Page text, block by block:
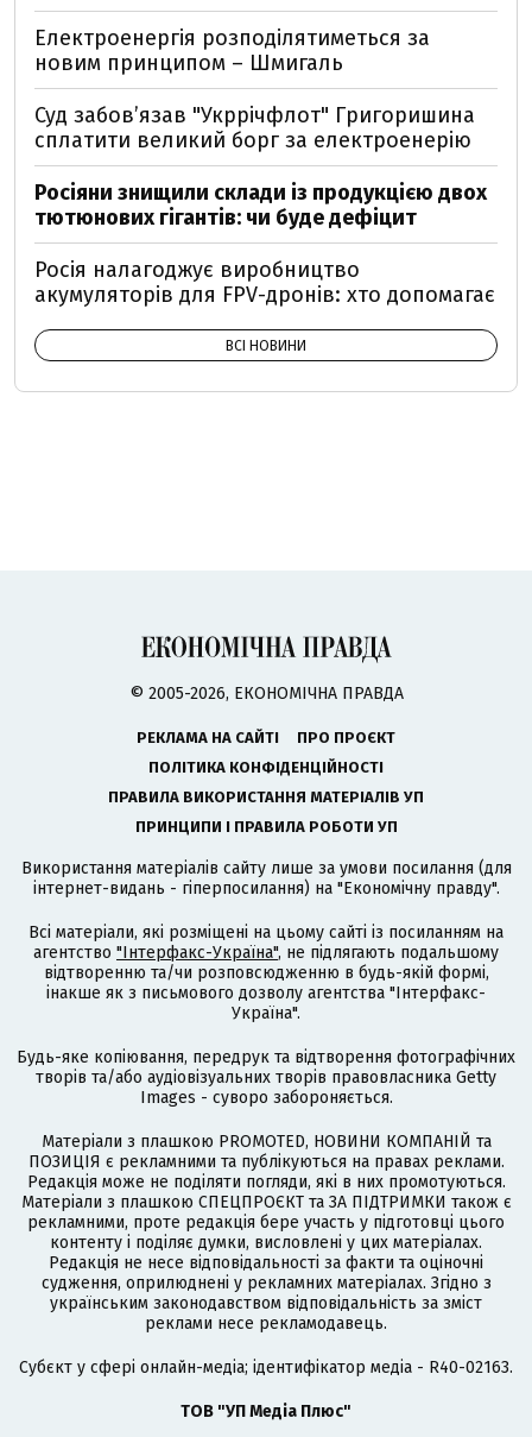
Електроенергія розподілятиметься за
новим принципом – Шмигаль
Суд забов’язав "Укррічфлот" Григоришина
сплатити великий борг за електроенерію
Росіяни знищили склади із продукцією двох
тютюнових гігантів: чи буде дефіцит
Росія налагоджує виробництво
акумуляторів для FPV-дронів: хто допомагає
ВСІ НОВИНИ
© 2005-2026, ЕКОНОМІЧНА ПРАВДА
РЕКЛАМА НА САЙТІ
ПРО ПРОЄКТ
ПОЛІТИКА КОНФІДЕНЦІЙНОСТІ
ПРАВИЛА ВИКОРИСТАННЯ МАТЕРІАЛІВ УП
ПРИНЦИПИ І ПРАВИЛА РОБОТИ УП
Використання матеріалів сайту лише за умови посилання (для
інтернет-видань - гіперпосилання) на "Економічну правду".
Всі матеріали, які розміщені на цьому сайті із посиланням на
агентство "Інтерфакс-Україна", не підлягають подальшому
відтворенню та/чи розповсюдженню в будь-якій формі,
інакше як з письмового дозволу агентства "Інтерфакс-
Україна".
Будь-яке копіювання, передрук та відтворення фотографічних
творів та/або аудіовізуальних творів правовласника Getty
Images - суворо забороняється.
Матеріали з плашкою PROMOTED, НОВИНИ КОМПАНІЙ та
ПОЗИЦІЯ є рекламними та публікуються на правах реклами.
Редакція може не поділяти погляди, які в них промотуються.
Матеріали з плашкою СПЕЦПРОЄКТ та ЗА ПІДТРИМКИ також є
рекламними, проте редакція бере участь у підготовці цього
контенту і поділяє думки, висловлені у цих матеріалах.
Редакція не несе відповідальності за факти та оціночні
судження, оприлюднені у рекламних матеріалах. Згідно з
українським законодавством відповідальність за зміст
реклами несе рекламодавець.
Cубєкт у сфері онлайн-медіа; ідентифікатор медіа - R40-02163.
ТОВ "УП Медіа Плюс"